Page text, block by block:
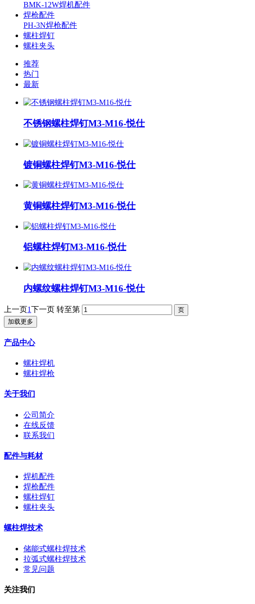
BMK-12W焊机配件
焊枪配件
PH-3N焊枪配件
螺柱焊钉
螺柱夹头
推荐
热门
最新
不锈钢螺柱焊钉M3-M16-悦仕
镀铜螺柱焊钉M3-M16-悦仕
黄铜螺柱焊钉M3-M16-悦仕
铝螺柱焊钉M3-M16-悦仕
内螺纹螺柱焊钉M3-M16-悦仕
上一页1下一页 转至第
加载更多
产品中心
螺柱焊机
螺柱焊枪
关于我们
公司简介
在线反馈
联系我们
配件与耗材
焊机配件
焊枪配件
螺柱焊钉
螺柱夹头
螺柱焊技术
储能式螺柱焊技术
拉弧式螺柱焊技术
常见问题
关注我们